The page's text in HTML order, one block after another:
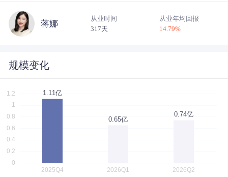
蒋娜
从业时间
317天
从业年均回报
14.79%
规模变化